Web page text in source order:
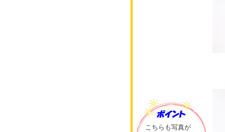
こちらも写真が